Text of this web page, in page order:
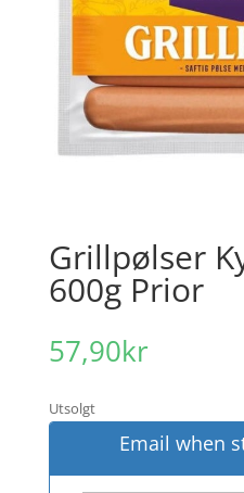
Grillpølser
600g Prior
57,90kr
Utsolgt
Email when